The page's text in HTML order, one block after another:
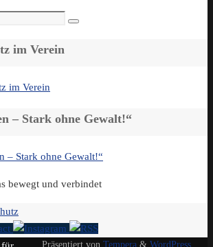
Suchen
im Verein
– Stark ohne Gewalt!“
bewegt und verbindet
Präsentiert von Tempera & WordPress.